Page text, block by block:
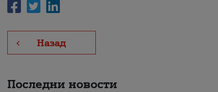
Назад
Последни новости